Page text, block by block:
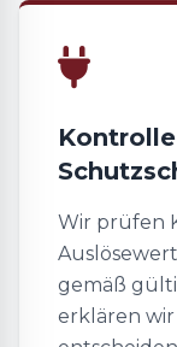
Wir prüfen
gemäß
erklären wir